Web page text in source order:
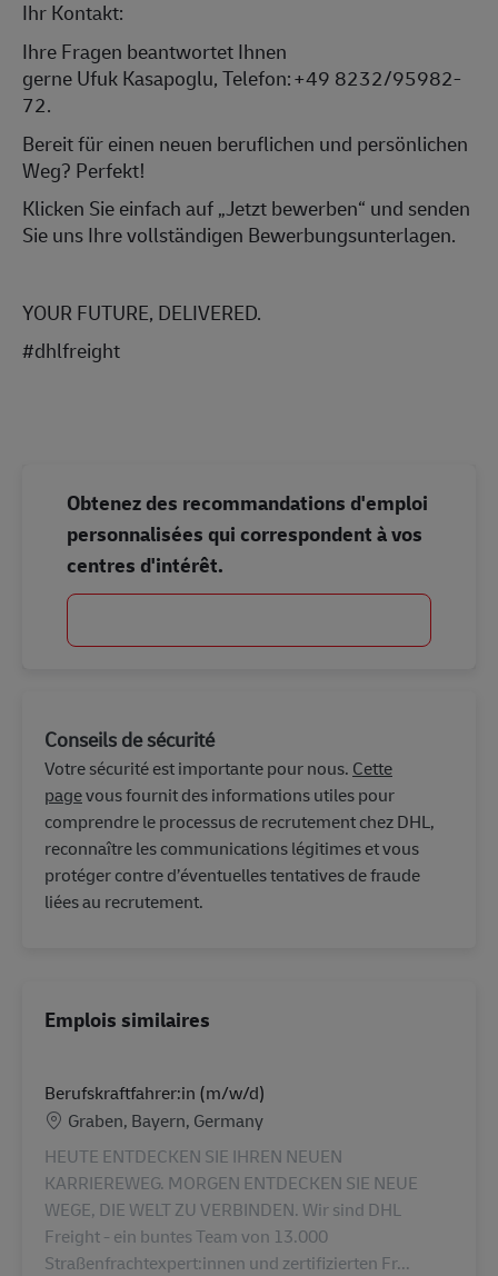
Ihr Kontakt:
Ihre Fragen beantwortet Ihnen
gerneUfukKasapoglu, Telefon:+49 8232/95982-
72.
Bereit für einen neuen beruflichen und persönlichen
Weg? Perfekt!
Klicken Sie einfach auf „Jetzt bewerben“ und senden
Sie uns Ihre vollständigen Bewerbungsunterlagen.
YOUR FUTURE, DELIVERED.
#dhlfreight
Obtenez des recommandations d'emploi
personnalisées qui correspondent à vos
centres d'intérêt.
Conseils de sécurité
Votre sécurité est importante pour nous. Cette
pagevous fournit des informations utiles pour
comprendre le processus de recrutement chez DHL,
reconnaître les communications légitimes et vous
protéger contre d’éventuelles tentatives de fraude
liées au recrutement.
Emplois similaires
Berufskraftfahrer:in (m/w/d)
LieuGraben, Bayern, Germany
HEUTE ENTDECKEN SIE IHREN NEUEN
KARRIEREWEG. MORGEN ENTDECKEN SIE NEUE
WEGE, DIE WELT ZU VERBINDEN. Wir sind DHL
Freight - ein buntes Team von 13.000
Straßenfrachtexpert:innen und zertifizierten Fr...